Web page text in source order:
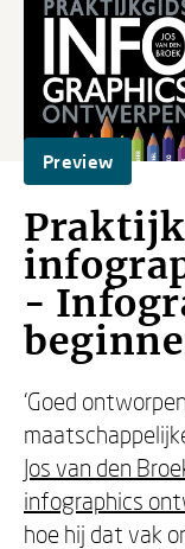
Preview
-
‘Goed
Jos van den
infographics
hoe hij dat vak